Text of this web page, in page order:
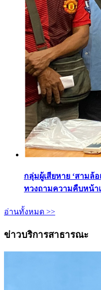
กลุ่มผู้เสียหาย ‘สามล้
ทวงถามความคืบหน้า
อ่านทั้งหมด >>
ข่าวบริการสาธารณะ